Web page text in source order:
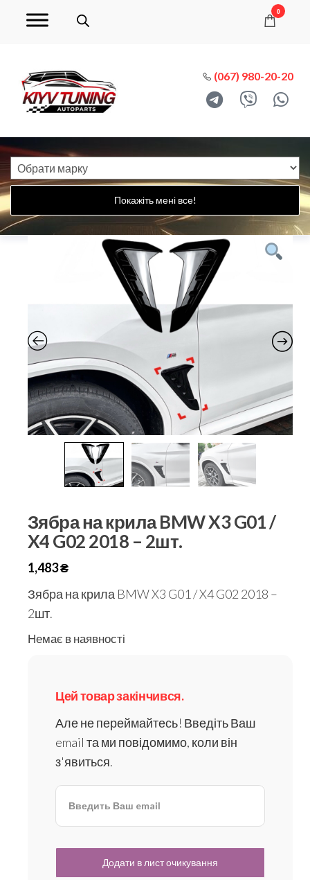
0
(067) 980-20-20
Покажіть мені все!
Зябра на крила BMW X3 G01 /
X4 G02 2018 – 2шт.
1,483₴
Зябра на крила BMW X3 G01 / X4 G02 2018 –
2шт.
Немає в наявності
Цей товар закінчився.
Але не переймайтесь! Введіть Ваш
email та ми повідомимо, коли він
з'явиться.